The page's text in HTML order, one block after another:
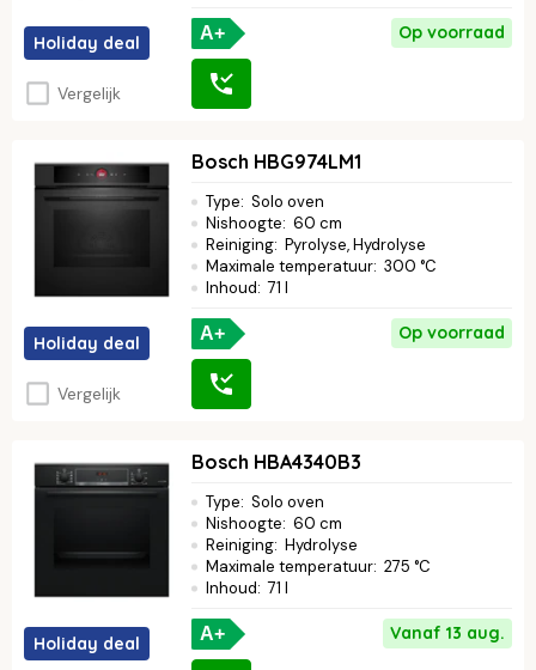
Holiday deal
Vergelijk
A+ Op voorraad
Holiday deal
Vergelijk
Bosch HBG974LM1
Type: Solo oven
Nishoogte: 60 cm
Reiniging: Pyrolyse, Hydrolyse
Maximale temperatuur: 300 °C
Inhoud: 71 l
A+ Op voorraad
Holiday deal
Bosch HBA4340B3
Type: Solo oven
Nishoogte: 60 cm
Reiniging: Hydrolyse
Maximale temperatuur: 275 °C
Inhoud: 71 l
A+ Vanaf 13 aug.